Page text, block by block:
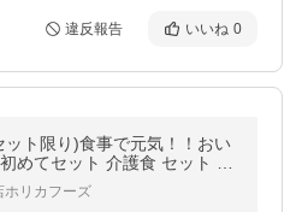
違反報告 いいね 0
ット限り)食事で元気！！おい
めてセット 介護食 セット 美
ホリカフーズ 区分4 ミキサー
護食品 流動食
ホリカフーズ